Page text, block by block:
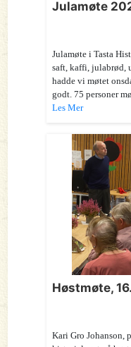
Julamøte
Julamøte i Tasta
saft, kaffi, julabrød,
hadde vi møtet
godt. 75 personer
Les Mer
Høstmøte,
Kari Gro Johanson,